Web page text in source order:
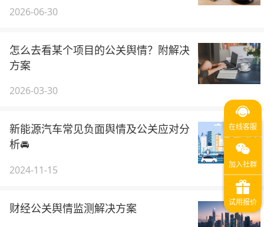
2026-06-30
怎么去看某个项目的公关舆情？附解决
方案
2026-03-30
新能源汽车常见负面舆情及公关应对分
析🚘
2024-11-15
财经公关舆情监测解决方案